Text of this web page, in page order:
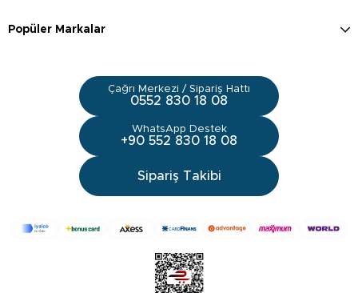
Popüler Markalar
Çağrı Merkezi / Sipariş Hattı
0552 830 18 08
WhatsApp Destek
+90 552 830 18 08
Sipariş Takibi